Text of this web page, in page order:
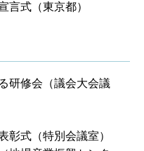
言式（東京都）
研修会（議会大会議
彰式（特別会議室）